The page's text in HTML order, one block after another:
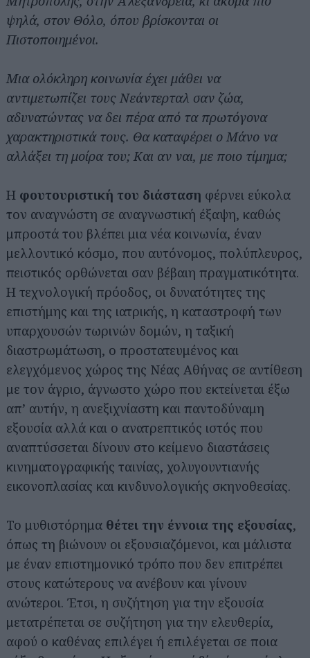
ψηλά, στον Θόλο, όπου βρίσκονται οι
Πιστοποιημένοι.
Μια ολόκληρη κοινωνία έχει μάθει να
αντιμετωπίζει τους Νεάντερταλ σαν ζώα,
αδυνατώντας να δει πέρα από τα πρωτόγονα
χαρακτηριστικά τους. Θα καταφέρει ο Μάνο να
αλλάξει τη μοίρα του; Και αν ναι, με ποιο τίμημα;
Η φουτουριστική του διάσταση φέρνει εύκολα
τον αναγνώστη σε αναγνωστική έξαψη, καθώς
μπροστά του βλέπει μια νέα κοινωνία, έναν
μελλοντικό κόσμο, που αυτόνομος, πολύπλευρος,
πειστικός ορθώνεται σαν βέβαιη πραγματικότητα.
Η τεχνολογική πρόοδος, οι δυνατότητες της
επιστήμης και της ιατρικής, η καταστροφή των
υπαρχουσών τωρινών δομών, η ταξική
διαστρωμάτωση, ο προστατευμένος και
ελεγχόμενος χώρος της Νέας Αθήνας σε αντίθεση
με τον άγριο, άγνωστο χώρο που εκτείνεται έξω
απ’ αυτήν, η ανεξιχνίαστη και παντοδύναμη
εξουσία αλλά και ο ανατρεπτικός ιστός που
αναπτύσσεται δίνουν στο κείμενο διαστάσεις
κινηματογραφικής ταινίας, χολυγουντιανής
εικονοπλασίας και κινδυνολογικής σκηνοθεσίας.
Το μυθιστόρημα θέτει την έννοια της εξουσίας,
όπως τη βιώνουν οι εξουσιαζόμενοι, και μάλιστα
με έναν επιστημονικό τρόπο που δεν επιτρέπει
στους κατώτερους να ανέβουν και γίνουν
ανώτεροι. Έτσι, η συζήτηση για την εξουσία
μετατρέπεται σε συζήτηση για την ελευθερία,
αφού ο καθένας επιλέγει ή επιλέγεται σε ποια